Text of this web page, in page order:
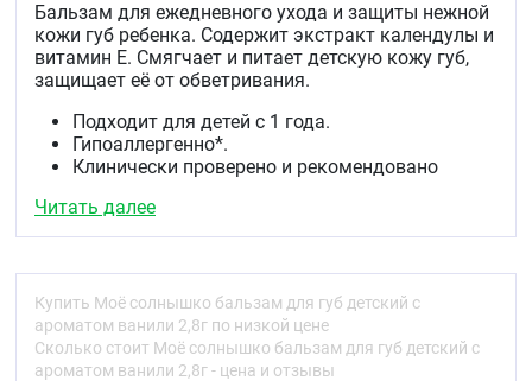
Бальзам для ежедневного ухода и защиты нежной
кожи губ ребенка. Содержит экстракт календулы и
витамин Е. Смягчает и питает детскую кожу губ,
защищает её от обветривания.
Подходит для детей с 1 года.
Гипоаллергенно*.
Клинически проверено и рекомендовано
*Формула создана для сведения к минимум риска
индивидуальной непереносимости ингредиентов
состава.
Условия хранения
Читать далее
Купить Моё солнышко бальзам для губ детский с
ароматом ванили 2,8г по низкой цене
Сколько стоит Моё солнышко бальзам для губ детский с
ароматом ванили 2,8г - цена и отзывы